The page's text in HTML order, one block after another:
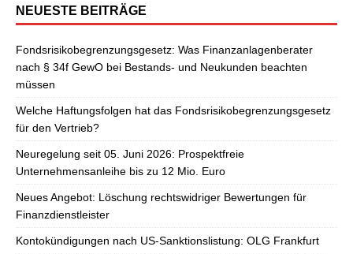
NEUESTE BEITRÄGE
Fondsrisikobegrenzungsgesetz: Was Finanzanlagenberater
nach § 34f GewO bei Bestands- und Neukunden beachten
müssen
Welche Haftungsfolgen hat das Fondsrisikobegrenzungsgesetz
für den Vertrieb?
Neuregelung seit 05. Juni 2026: Prospektfreie
Unternehmensanleihe bis zu 12 Mio. Euro
Neues Angebot: Löschung rechtswidriger Bewertungen für
Finanzdienstleister
Kontokündigungen nach US-Sanktionslistung: OLG Frankfurt